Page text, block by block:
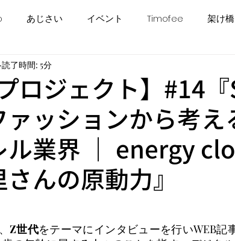
あじさい イベント Timofee 架け橋
ロジェクト】#14『
ァッションから考え
ル業界 ｜ energy
んの原動力』
読了時間: 5分
Z世代をテーマにインタビューを行いWEB記